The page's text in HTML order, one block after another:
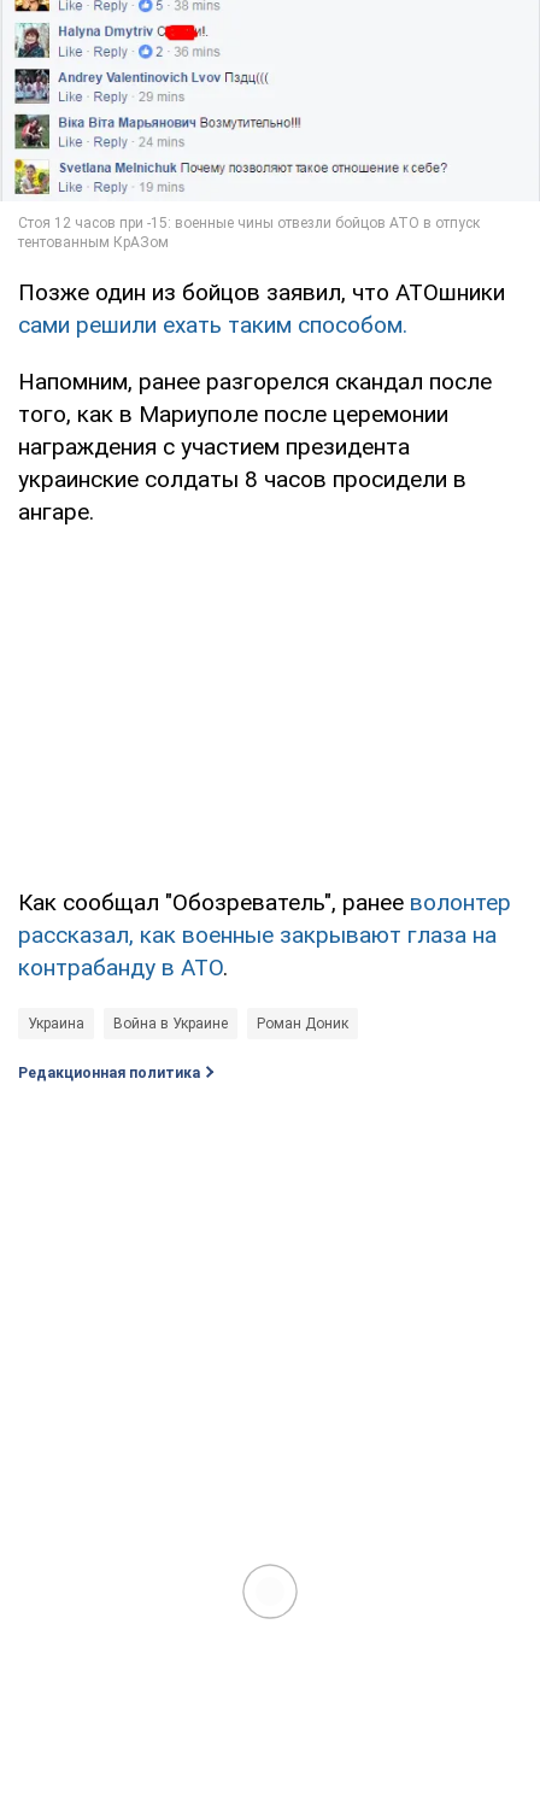
Позже один из бойцов заявил, что АТОшники
сами решили ехать таким способом.
Напомним, ранее разгорелся скандал после
того, как в Мариуполе после церемонии
награждения с участием президента
украинские солдаты 8 часов просидели в
ангаре.
Как сообщал "Обозреватель", ранее волонтер
рассказал, как военные закрывают глаза на
контрабанду в АТО.
Украина Война в Украине Роман Доник
Редакционная политика